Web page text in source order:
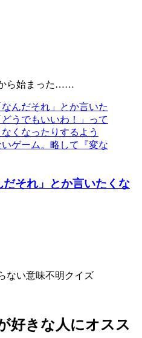
ら始まった……
だそれ」とか言いたくな
ない意味不明クイズ
好きな人にオスス